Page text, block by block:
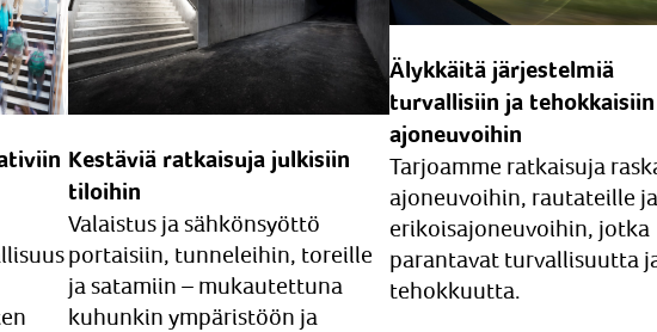
Kestäviä ratkaisuja julkisiin
tiloihin
Valaistus ja sähkönsyöttö
portaisiin, tunneleihin, toreille
ja satamiin – mukautettuna
kuhunkin ympäristöön ja
Älykkäitä järjestelmiä
turvallisiin ja tehokkaisiin
ajoneuvoihin
Tarjoamme ratkaisuja
ajoneuvoihin, rautateille ja
erikoisajoneuvoihin, jotka
parantavat turvallisuutta
tehokkuutta.